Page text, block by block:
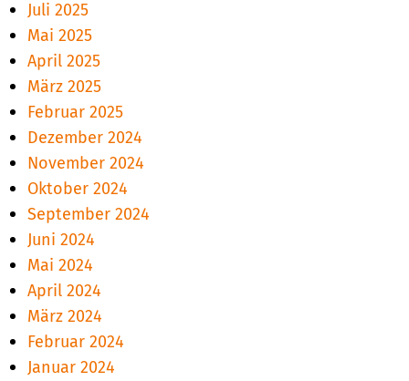
Juli 2025
Mai 2025
April 2025
März 2025
Februar 2025
Dezember 2024
November 2024
Oktober 2024
September 2024
Juni 2024
Mai 2024
April 2024
März 2024
Februar 2024
Januar 2024